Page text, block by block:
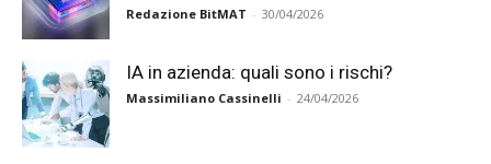
Redazione BitMAT - 30/04/2026
IA in azienda: quali sono i rischi?
Massimiliano Cassinelli - 24/04/2026